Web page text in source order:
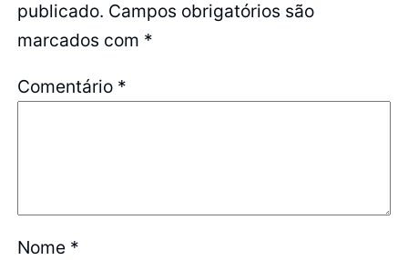
publicado. Campos obrigatórios são
marcados com *
Comentário *
Nome *